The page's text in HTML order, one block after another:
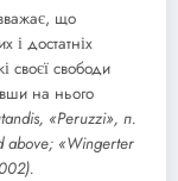
що
і достатніх
своєї свободи
на нього
«Peruzzi», п.
above; «Wingerter